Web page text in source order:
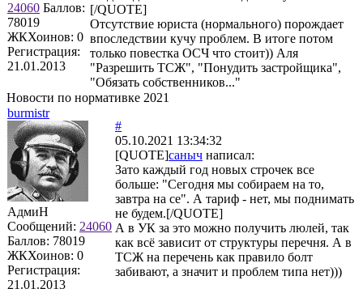
24060 Баллов:
78019
ЖКХоинов: 0
Регистрация:
21.01.2013
[/QUOTE]
Отсутствие юриста (нормального) порождает
впоследствии кучу проблем. В итоге потом
только повестка ОСЧ что стоит)) Аля
"Разрешить ТСЖ", "Понудить застройщика",
"Обязать собственников..."
Новости по нормативке 2021
burmistr
АдмиН
Сообщений: 24060
Баллов: 78019
ЖКХоинов: 0
Регистрация:
21.01.2013
#
05.10.2021 13:34:32
[QUOTE]саныч написал:
Зато каждый год новых строчек все
больше: "Сегодня мы собираем на то,
завтра на се". А тариф - нет, мы поднимать
не будем.[/QUOTE]
А в УК за это можно получить люлей, так
как всё зависит от структуры перечня. А в
ТСЖ на перечень как правило болт
забивают, а значит и проблем типа нет)))